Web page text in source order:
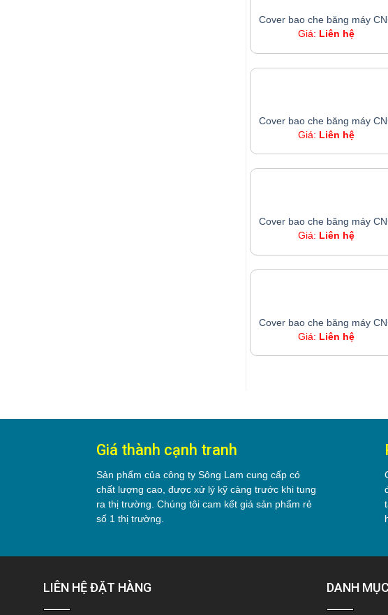
Cover bao che băng máy
Giá: Liên hệ
Cover bao che băng máy
Giá: Liên hệ
Cover bao che băng máy
Giá: Liên hệ
Cover bao che băng máy
Giá: Liên hệ
Giá thành cạnh tranh
Sản phẩm của công ty Sông Lam cung cấp có
chất lượng cao, được xử lý kỹ càng trước khi tung
ra thị trường. Chúng tôi cam kết giá sản phẩm rẻ
số 1 thị trường.
LIÊN HỆ ĐẶT HÀNG DANH